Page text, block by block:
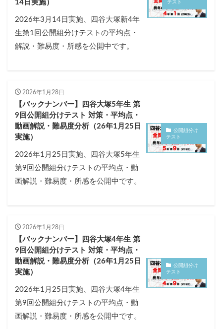
テスト
14日実施）
2026年3月14日実施、四谷大塚新4年
生第1回公開組分けテストの平均点・
解説・難易度・所感を公開中です。
公開組分け
テスト
2026年1月28日
【バックナンバー】四谷大塚5年生 第
9回公開組分けテスト 対策・平均点・
動画解説・難易度分析（26年1月25日
実施）
2026年1月25日実施、四谷大塚5年生
第9回公開組分けテストの平均点・動
画解説・難易度・所感を公開中です。
公開組分け
テスト
2026年1月28日
【バックナンバー】四谷大塚4年生 第
9回公開組分けテスト 対策・平均点・
動画解説・難易度分析（26年1月25日
実施）
2026年1月25日実施、四谷大塚4年生
第9回公開組分けテストの平均点・動
画解説・難易度・所感を公開中です。